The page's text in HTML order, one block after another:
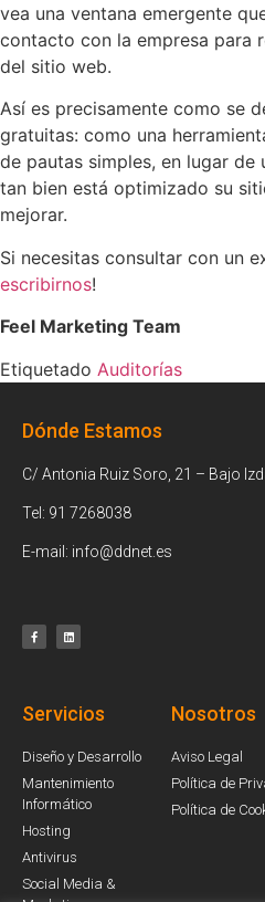
vea una ventana emergente
contacto con la empresa para
del sitio web.
Así es precisamente como se
gratuitas: como una
de pautas simples, en lugar
tan bien está optimizado su
mejorar.
Si necesitas consultar con un
escribirnos!
Feel Marketing Team
Etiquetado Auditorías
Dónde Estamos
C/ Antonia Ruiz Soro, 21 – Bajo
Tel: 91 7268038
E-mail: info@ddnet.es
Servicios
Diseño y Desarrollo
Mantenimiento
Informático
Hosting
Antivirus
Social Media &
Nosotros
Aviso Legal
Política de
Política de